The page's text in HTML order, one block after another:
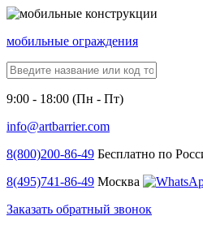
мобильные ограждения
9:00 - 18:00 (Пн - Пт)
info@artbarrier.com
8(800)200-86-49 Бесплатно по
8(495)741-86-49 Москва
Заказать обратный звонок